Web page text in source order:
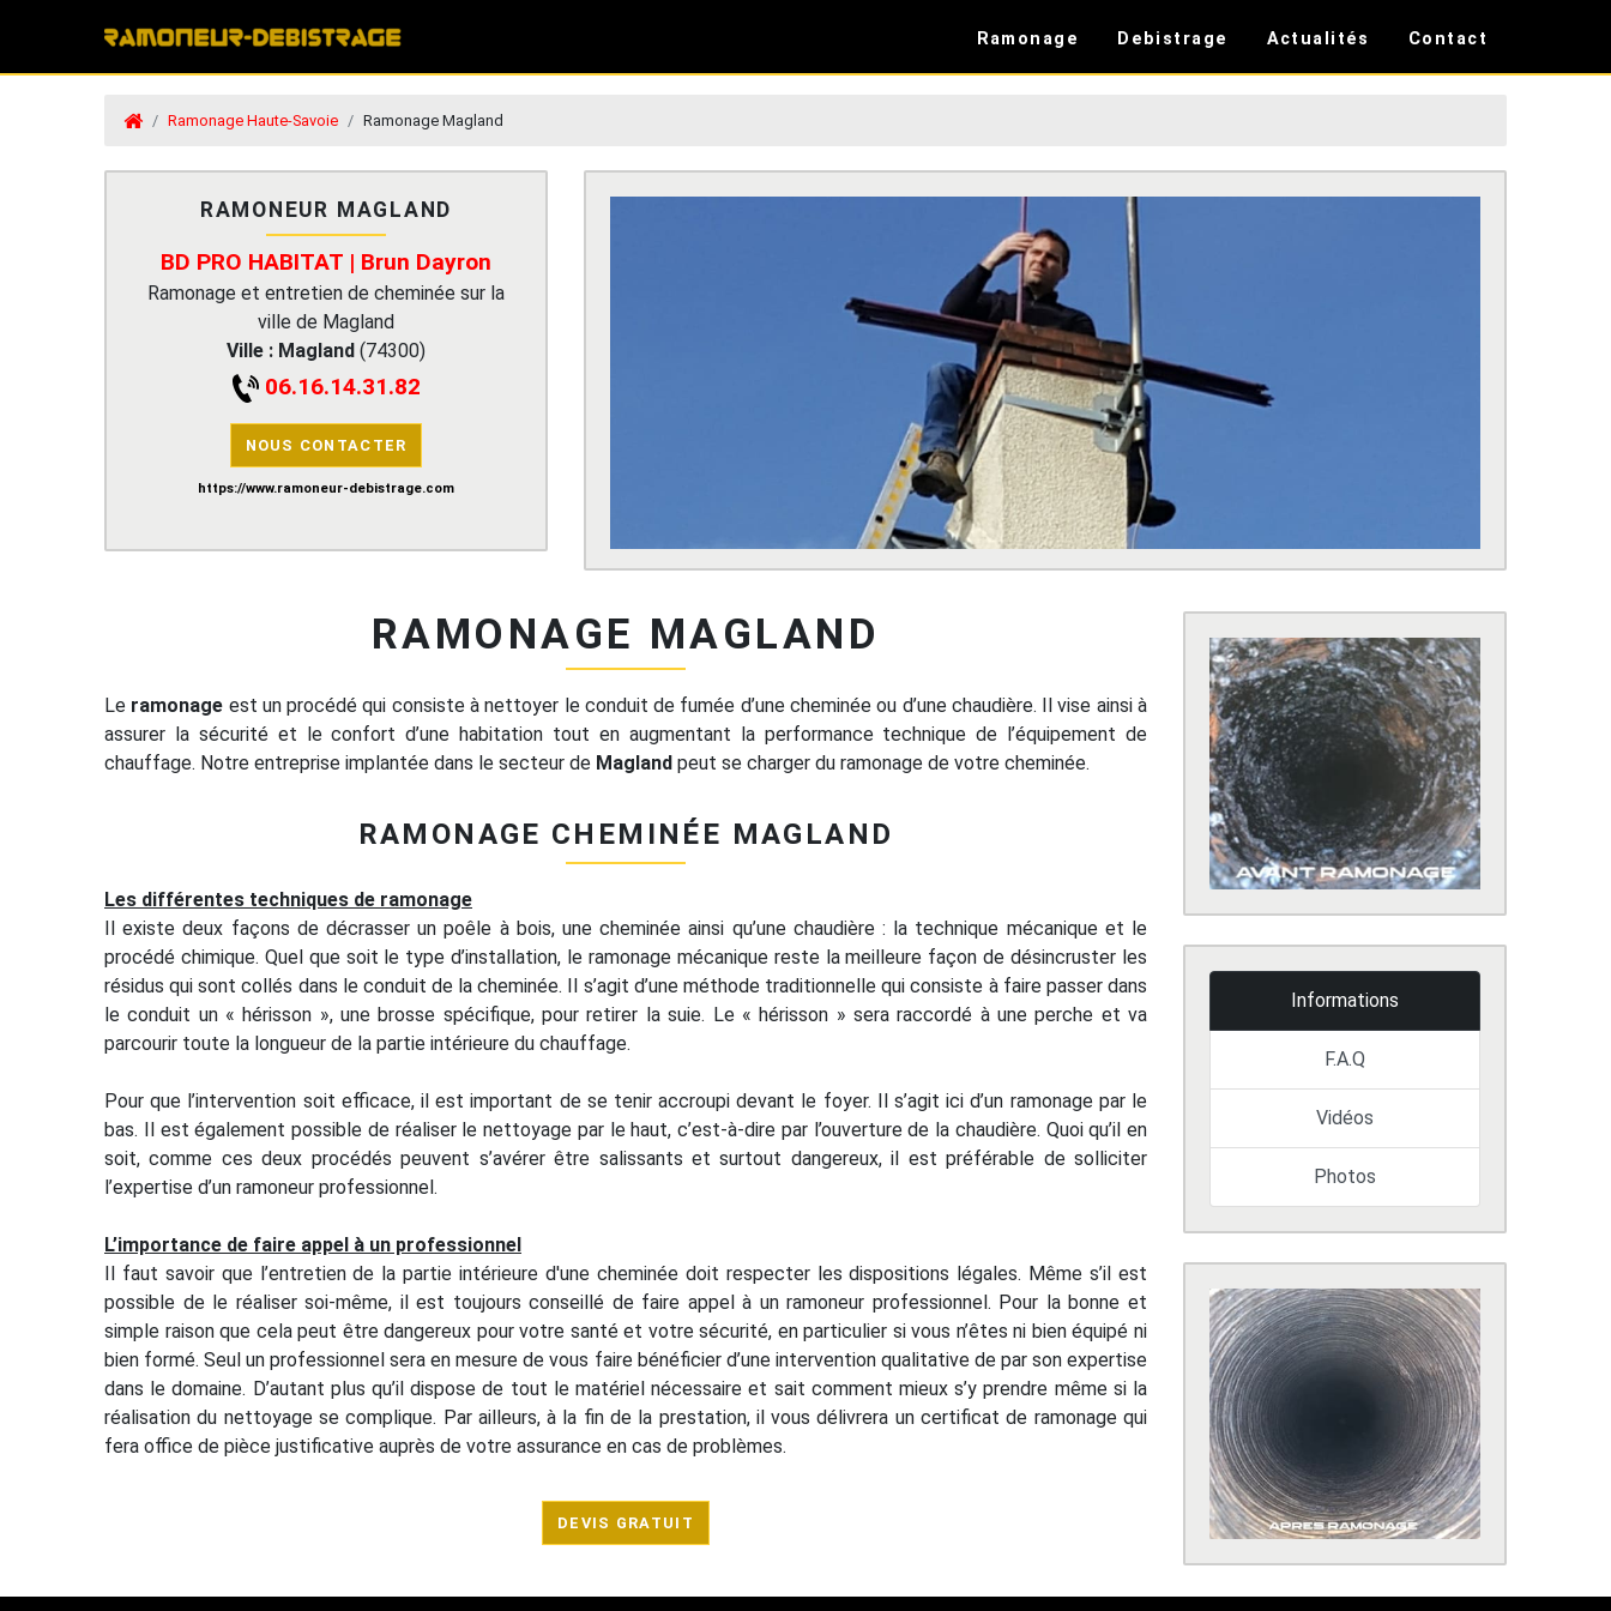
Ramonage Debistrage Actualités Contact
Ramonage Haute-Savoie Ramonage Magland
RAMONEUR MAGLAND
BD PRO HABITAT | Brun Dayron
Ramonage et entretien de cheminée sur la
ville de Magland
Ville : Magland (74300)
06.16.14.31.82
NOUS CONTACTER
https://www.ramoneur-debistrage.com
RAMONAGE MAGLAND
Le ramonage est un procédé qui consiste à nettoyer le conduit de fumée d’une cheminée ou d’une chaudière. Il vise ainsi à
assurer la sécurité et le confort d’une habitation tout en augmentant la performance technique de l’équipement de
chauffage. Notre entreprise implantée dans le secteur de Magland peut se charger du ramonage de votre cheminée.
RAMONAGE CHEMINÉE MAGLAND
Les différentes techniques de ramonage
Il existe deux façons de décrasser un poêle à bois, une cheminée ainsi qu’une chaudière : la technique mécanique et le
procédé chimique. Quel que soit le type d’installation, le ramonage mécanique reste la meilleure façon de désincruster les
résidus qui sont collés dans le conduit de la cheminée. Il s’agit d’une méthode traditionnelle qui consiste à faire passer dans
le conduit un « hérisson », une brosse spécifique, pour retirer la suie. Le « hérisson » sera raccordé à une perche et va
parcourir toute la longueur de la partie intérieure du chauffage.
Pour que l’intervention soit efficace, il est important de se tenir accroupi devant le foyer. Il s’agit ici d’un ramonage par le
bas. Il est également possible de réaliser le nettoyage par le haut, c’est-à-dire par l’ouverture de la chaudière. Quoi qu’il en
soit, comme ces deux procédés peuvent s’avérer être salissants et surtout dangereux, il est préférable de solliciter
l’expertise d’un ramoneur professionnel.
L’importance de faire appel à un professionnel
Il faut savoir que l’entretien de la partie intérieure d'une cheminée doit respecter les dispositions légales. Même s’il est
possible de le réaliser soi-même, il est toujours conseillé de faire appel à un ramoneur professionnel. Pour la bonne et
simple raison que cela peut être dangereux pour votre santé et votre sécurité, en particulier si vous n’êtes ni bien équipé ni
bien formé. Seul un professionnel sera en mesure de vous faire bénéficier d’une intervention qualitative de par son expertise
dans le domaine. D’autant plus qu’il dispose de tout le matériel nécessaire et sait comment mieux s’y prendre même si la
réalisation du nettoyage se complique. Par ailleurs, à la fin de la prestation, il vous délivrera un certificat de ramonage qui
fera office de pièce justificative auprès de votre assurance en cas de problèmes.
DEVIS GRATUIT
Informations
F.A.Q
Vidéos
Photos